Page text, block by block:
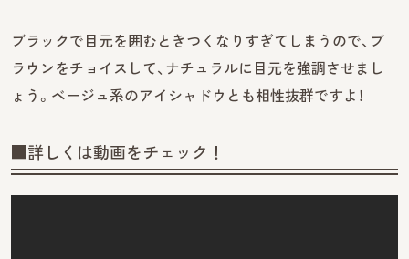
ブラックで目元を囲むときつくなりすぎてしまうので、ブ
ラウンをチョイスして、ナチュラルに目元を強調させまし
ょう。ベージュ系のアイシャドウとも相性抜群ですよ！
■詳しくは動画をチェック！